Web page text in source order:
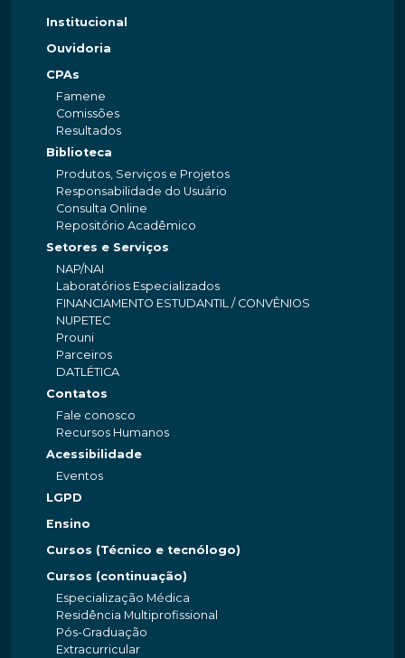
Institucional
Ouvidoria
CPAs
Famene
Comissões
Resultados
Biblioteca
Produtos, Serviços e Projetos
Responsabilidade do Usuário
Consulta Online
Repositório Acadêmico
Setores e Serviços
NAP/NAI
Laboratórios Especializados
FINANCIAMENTO ESTUDANTIL / CONVÊNIOS
NUPETEC
Prouni
Parceiros
DATLÉTICA
Contatos
Fale conosco
Recursos Humanos
Acessibilidade
Eventos
LGPD
Ensino
Cursos (Técnico e tecnólogo)
Cursos (continuação)
Especialização Médica
Residência Multiprofissional
Pós-Graduação
Extracurricular